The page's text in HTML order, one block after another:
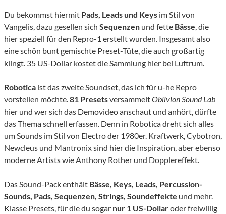
Du bekommst hiermit Pads, Leads und Keys im Stil von
Vangelis, dazu gesellen sich Sequenzen und fette Bässe, die
hier speziell für den Repro-1 erstellt wurden. Insgesamt also
eine schön bunt gemischte Preset-Tüte, die auch großartig
klingt. 35 US-Dollar kostet die Sammlung hier bei Luftrum.
Robotica ist das zweite Soundset, das ich für u-he Repro
vorstellen möchte.81 PresetsversammeltOblivion Sound Lab
hier und wer sich das Demovideo anschaut und anhört, dürfte
das Thema schnell erfassen. Denn in Robotica dreht sich alles
um Sounds im Stil von Electro der 1980er. Kraftwerk, Cybotron,
Newcleus und Mantronix sind hier die Inspiration, aber ebenso
moderne Artists wie Anthony Rother und Dopplereffekt.
Das Sound-Pack enthält Bässe, Keys, Leads, Percussion-
Sounds, Pads, Sequenzen, Strings, Soundeffekte und mehr.
Klasse Presets, für die du sogar nur 1 US-Dollaroder freiwillig